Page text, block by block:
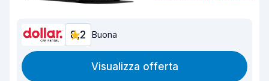
8,2 Buona
Visualizza offerta